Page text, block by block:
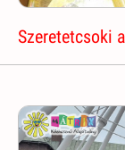
Szeretetcsoki